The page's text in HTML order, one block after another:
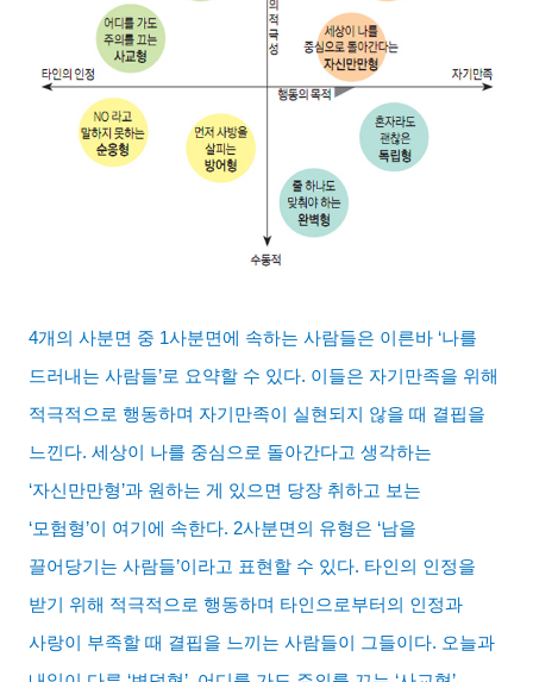
4개의 사분면 중 1사분면에 속하는 사람들은 이른바 ‘나를
드러내는 사람들’로 요약할 수 있다. 이들은 자기만족을 위해
적극적으로 행동하며 자기만족이 실현되지 않을 때 결핍을
느낀다.세상이 나를 중심으로 돌아간다고 생각하는
‘자신만만형’과 원하는 게 있으면 당장 취하고 보는
‘모험형’이 여기에 속한다. 2사분면의 유형은 ‘남을
끌어당기는 사람들’이라고 표현할 수 있다. 타인의 인정을
받기 위해 적극적으로 행동하며 타인으로부터의 인정과
사랑이 부족할 때 결핍을 느끼는 사람들이 그들이다. 오늘과